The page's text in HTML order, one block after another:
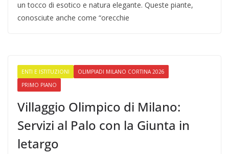
un tocco di esotico e natura elegante. Queste piante,
conosciute anche come “orecchie
ENTI E ISTITUZIONI
OLIMPIADI MILANO CORTINA 2026
PRIMO PIANO
Villaggio Olimpico di Milano:
Servizi al Palo con la Giunta in
letargo